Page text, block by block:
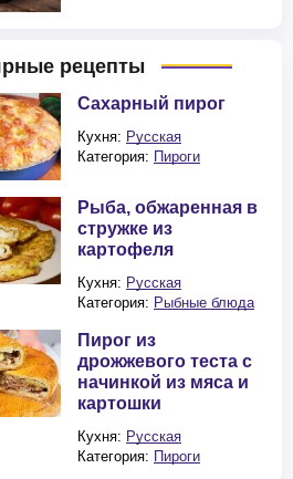
рецепты
Сахарный пирог
Кухня: Русская
Категория: Пироги
Рыба, обжаренная в
стружке из
картофеля
Кухня: Русская
Категория: Рыбные блюда
Пирог из
дрожжевого теста с
начинкой из мяса и
картошки
Кухня: Русская
Категория: Пироги